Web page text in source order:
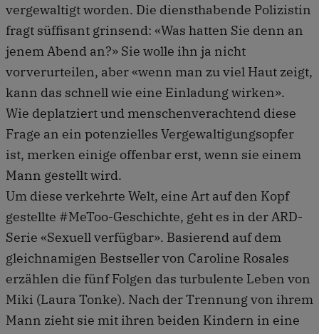
vergewaltigt worden. Die diensthabende Polizistin
fragt süffisant grinsend: «Was hatten Sie denn an
jenem Abend an?» Sie wolle ihn ja nicht
vorverurteilen, aber «wenn man zu viel Haut zeigt,
kann das schnell wie eine Einladung wirken».
Wie deplatziert und menschenverachtend diese
Frage an ein potenzielles Vergewaltigungsopfer
ist, merken einige offenbar erst, wenn sie einem
Mann gestellt wird.
Um diese verkehrte Welt, eine Art auf den Kopf
gestellte #MeToo-Geschichte, geht es in der ARD-
Serie «Sexuell verfügbar». Basierend auf dem
gleichnamigen Bestseller von Caroline Rosales
erzählen die fünf Folgen das turbulente Leben von
Miki (Laura Tonke). Nach der Trennung von ihrem
Mann zieht sie mit ihren beiden Kindern in eine